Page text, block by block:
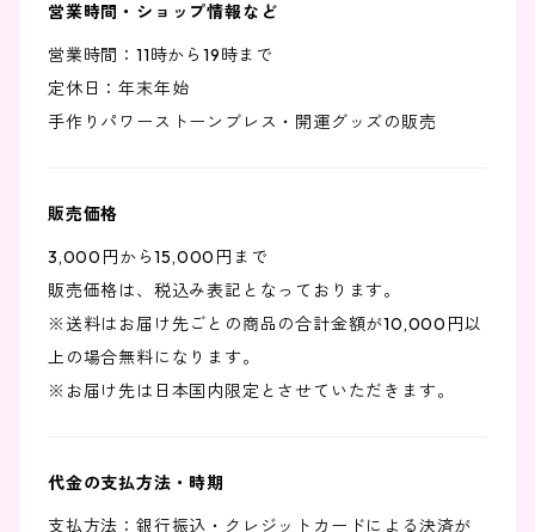
営業時間・ショップ情報など
営業時間：11時から19時まで
定休日：年末年始
手作りパワーストーンブレス・開運グッズの販売
販売価格
3,000円から15,000円まで
販売価格は、税込み表記となっております。
※送料はお届け先ごとの商品の合計金額が10,000円以
上の場合無料になります。
※お届け先は日本国内限定とさせていただきます。
代金の支払方法・時期
支払方法：銀行振込・クレジットカードによる決済が